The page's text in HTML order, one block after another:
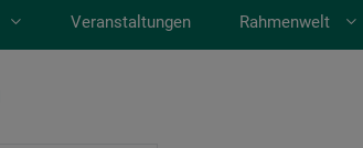
Veranstaltungen Rahmenwelt